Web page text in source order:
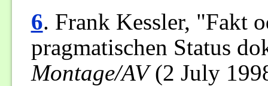
6. Frank Kessler, "Fakt
pragmatischen Status
Montage/AV(2 July